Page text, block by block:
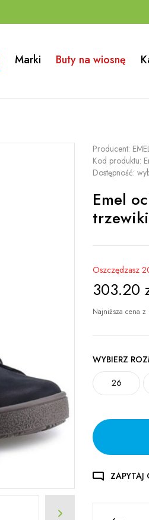
Marki Buty na wiosnę
Producent:
Kod produktu:
Dostępność:
Emel
trzewiki
Oszczędzasz
303.20
Najniższa cena
WYBIERZ
26
ZAPYTAJ